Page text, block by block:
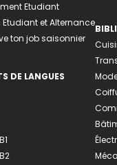
Etudiant
Etudiant et Alternance
ton job saisonnier
DE LANGUES